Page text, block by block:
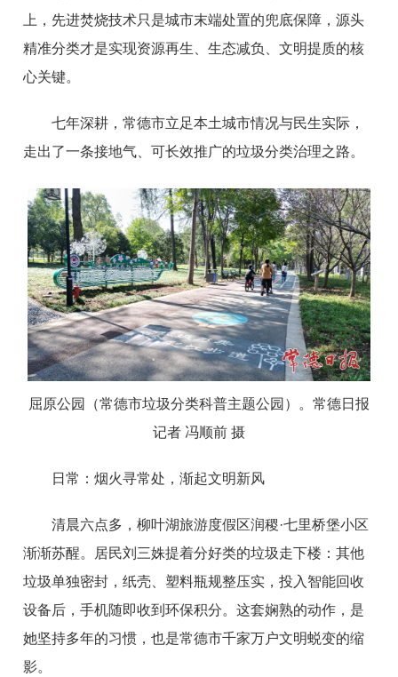
上，先进焚烧技术只是城市末端处置的兜底保障，源头
精准分类才是实现资源再生、生态减负、文明提质的核
心关键。
七年深耕，常德市立足本土城市情况与民生实际，
走出了一条接地气、可长效推广的垃圾分类治理之路。
屈原公园（常德市垃圾分类科普主题公园）。常德日报
记者 冯顺前 摄
日常：烟火寻常处，渐起文明新风
清晨六点多，柳叶湖旅游度假区润稷·七里桥堡小区
渐渐苏醒。居民刘三姝提着分好类的垃圾走下楼：其他
垃圾单独密封，纸壳、塑料瓶规整压实，投入智能回收
设备后，手机随即收到环保积分。这套娴熟的动作，是
她坚持多年的习惯，也是常德市千家万户文明蜕变的缩
影。